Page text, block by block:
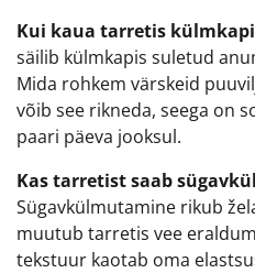
Kui kaua tarretis
säilib külmkapis suletud
Mida rohkem värskeid
võib see rikneda, seega on
paari päeva jooksul.
Kas tarretist saab
Sügavkülmutamine rikub
muutub tarretis vee
tekstuur kaotab oma